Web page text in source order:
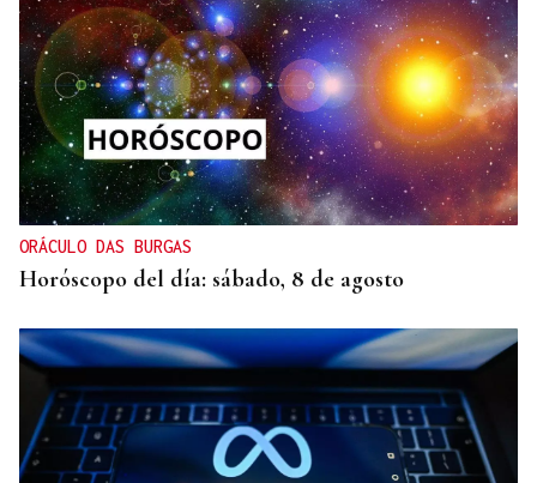
ORÁCULO DAS BURGAS
Horóscopo del día: sábado, 8 de agosto